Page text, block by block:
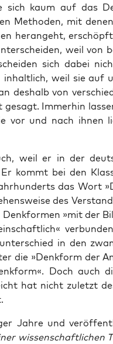
sich kaum auf das
Metho­den, mit
her­an­geht,
weil von
sich dabei
inhalt­lich, weil sie auf
des­halb von
Immer­hin
vor und nach ihnen
weil er in der
kommt bei den
das Wort
des
Denk­for­men »mit der
in den
die »Denk­form der
Doch auch
hat nicht zuletzt
Jah­re und
wis­sen­schaft­li­chen